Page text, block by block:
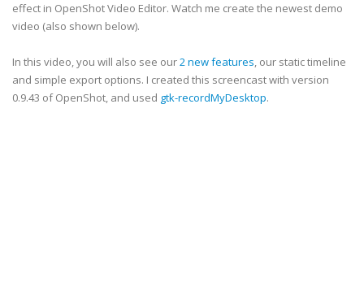
effect in OpenShot Video Editor. Watch me create the newest demo
video (also shown below).
In this video, you will also see our2 new features, our static timeline
and simple export options. I created this screencast with version
0.9.43 of OpenShot, and used gtk-recordMyDesktop.